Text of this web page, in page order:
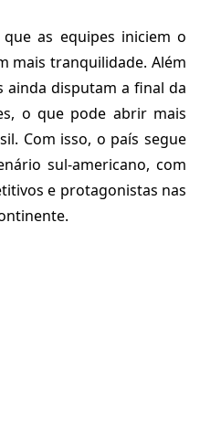
as equipes iniciem o
mais tranquilidade. Além
ainda disputam a final da
o que pode abrir mais
Com isso, o país segue
sul-americano, com
e protagonistas nas